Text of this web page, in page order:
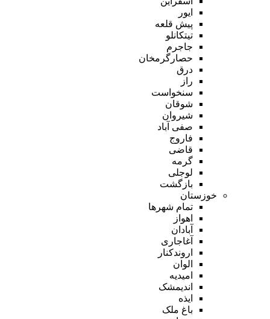
ایور
پیش قلعه
تیتکانلو
جاجرم
حصارگرمخان
درق
راز
سنخواست
شوقان
شیروان
صفی آباد
فاروج
قاضی
گرمه
لوجلی
بازگشت
خوزستان
تمام شهر‌ها
اهواز
آبادان
آغاجاری
اروندکنار
الوان
امیدیه
اندیمشک
ایذه
باغ ملک